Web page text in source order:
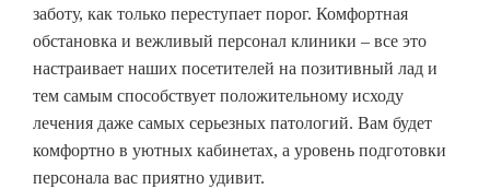
заботу, как только переступает порог. Комфортная
обстановка и вежливый персонал клиники – все это
настраивает наших посетителей на позитивный лад и
тем самым способствует положительному исходу
лечения даже самых серьезных патологий. Вам будет
комфортно в уютных кабинетах, а уровень подготовки
персонала вас приятно удивит.